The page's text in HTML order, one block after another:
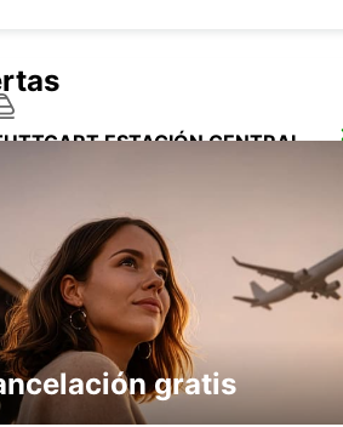
ESTACIÓN CENTRAL
gratis